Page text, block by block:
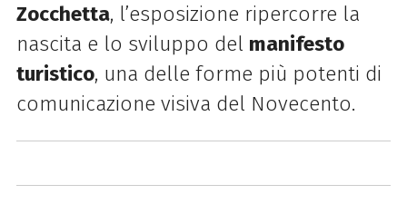
Zocchetta, l’esposizione ripercorre la
nascita e lo sviluppo del manifesto
turistico, una delle forme più potenti di
comunicazione visiva del Novecento.